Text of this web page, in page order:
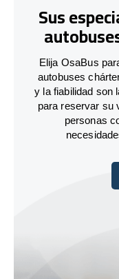
Sus
Elija OsaBus
autobuses
y la fiabilidad son
para reservar su
personas